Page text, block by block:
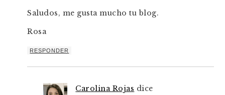
Saludos, me gusta mucho tu blog.
Rosa
RESPONDER
Carolina Rojas dice